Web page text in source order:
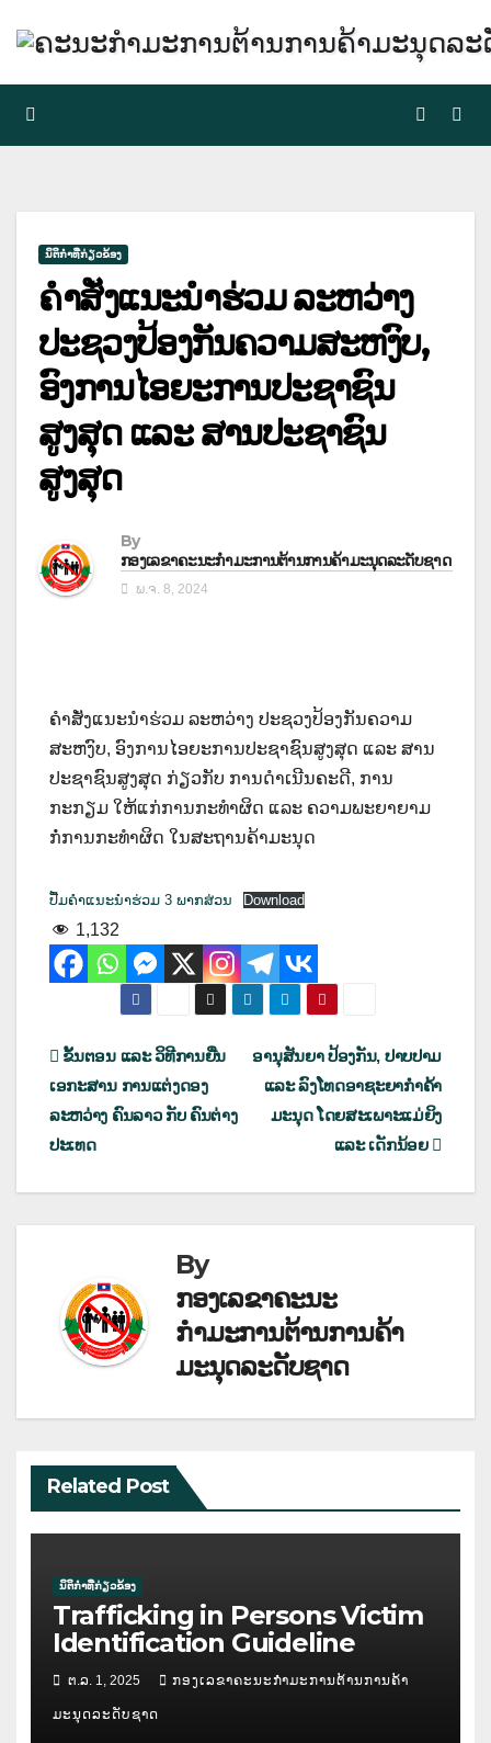
content
ນິຕິກຳທີ່ກ່ຽວຂ້ອງ
ຄຳສັ່ງແນະນຳຮ່ວມ ລະຫວ່າງ
ປະຊວງປ້ອງກັນຄວາມສະຫງົບ,
ອົງການໄອຍະການປະຊາຊົນ
ສູງສຸດ ແລະ ສານປະຊາຊົນ
ສູງສຸດ
By
ກອງເລຂາຄະນະກຳມະການຕ້ານການຄ້າມະນຸດລະດັບຊາດ
ພ.ຈ. 8, 2024
ຄຳສັ່ງແນະນຳຮ່ວມ ລະຫວ່າງ ປະຊວງປ້ອງກັນຄວາມ
ສະຫງົບ, ອົງການໄອຍະການປະຊາຊົນສູງສຸດ ແລະ ສານ
ປະຊາຊົນສູງສຸດ ກ່ຽວກັບ ການດຳເນີນຄະດີ, ການ
ກະກຽມ ໃຫ້ແກ່ການກະທຳຜິດ ແລະ ຄວາມພະຍາຍາມ
ກໍ່ການກະທຳຜິດ ໃນສະຖານຄ້າມະນຸດ
ປື້ມຄຳແນະນຳຮ່ວມ 3 ພາກສ່ວນ Download
1,132
ເມ
ນູນ
ຳ
ທາງ
ອານຸສັນຍາ ປ້ອງກັນ, ປາບປາມ
ແລະ ລົງໂທດອາຊະຍາກຳຄ້າ
ມະນຸດ ໂດຍສະເພາະແມ່ຍິງ
ແລະ ເດັກນ້ອຍ
ຂັ້ນຕອນ ແລະ ວິທີການຍື່ນ
ເອກະສານ ການແຕ່ງດອງ
ລະຫວ່າງ ຄົນລາວ ກັບ ຄົນຕ່າງ
ປະເທດ
By
ກອງເລຂາຄະນະ
ກຳມະການຕ້ານການຄ້າ
ມະນຸດລະດັບຊາດ
Related Post
ນິຕິກຳທີ່ກ່ຽວຂ້ອງ
Trafficking in Persons Victim
Identification Guideline
ຕ.ລ. 1, 2025 ກອງເລຂາຄະນະກຳມະການຕ້ານການຄ້າ
ມະນຸດລະດັບຊາດ